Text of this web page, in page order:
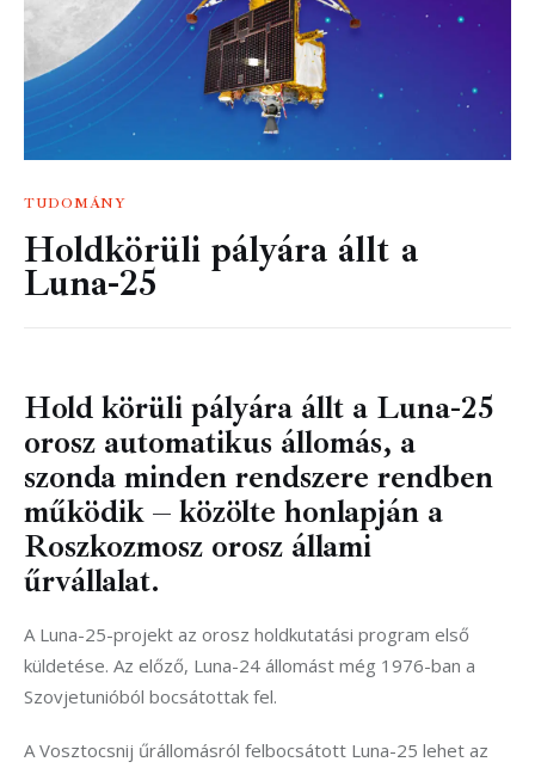
TUDOMÁNY
Holdkörüli pályára állt a
Luna-25
Hold körüli pályára állt a Luna-25
orosz automatikus állomás, a
szonda minden rendszere rendben
működik – közölte honlapján a
Roszkozmosz orosz állami
űrvállalat.
A Luna-25-projekt az orosz holdkutatási program első
küldetése. Az előző, Luna-24 állomást még 1976-ban a
Szovjetunióból bocsátottak fel.
A Vosztocsnij űrállomásról felbocsátott Luna-25 lehet az